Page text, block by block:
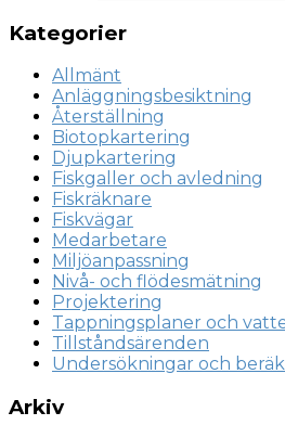
Kategorier
Allmänt
Anläggningsbesiktning
Återställning
Biotopkartering
Djupkartering
Fiskgaller och avledning
Fiskräknare
Fiskvägar
Medarbetare
Miljöanpassning
Nivå- och flödesmätning
Projektering
Tappningsplaner och
Tillståndsärenden
Undersökningar och
Arkiv